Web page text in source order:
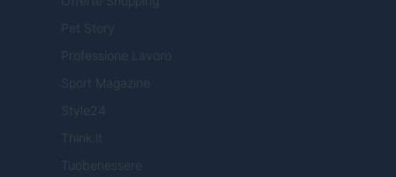
Pet Story
Professione Lavoro
Sport Magazine
Style24
Think.it
Tuobenessere